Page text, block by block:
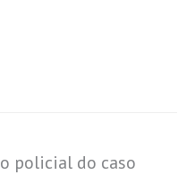
policial do caso